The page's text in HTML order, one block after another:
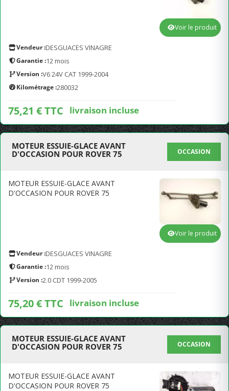
Vendeur :DESGUACES VINAGRE
Garantie :12 mois
Version :V6 24V CAT 1999-2004
Kilométrage :280032
75,21 € TTC livraison incluse
Voir le produit
MOTEUR ESSUIE-GLACE AVANT
D'OCCASION POUR ROVER 75
OCCASION
MOTEUR ESSUIE-GLACE AVANT
D'OCCASION POUR ROVER 75
Vendeur :DESGUACES VINAGRE
Garantie :12 mois
Version :2.0 CDT 1999-2005
75,20 € TTC livraison incluse
Voir le produit
MOTEUR ESSUIE-GLACE AVANT
D'OCCASION POUR ROVER 75
OCCASION
MOTEUR ESSUIE-GLACE AVANT
D'OCCASION POUR ROVER 75